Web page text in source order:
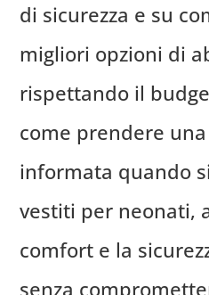
di sicurezza e su
migliori opzioni di
rispettando il
come prendere
informata quando
vestiti per neonati,
comfort e la
senza